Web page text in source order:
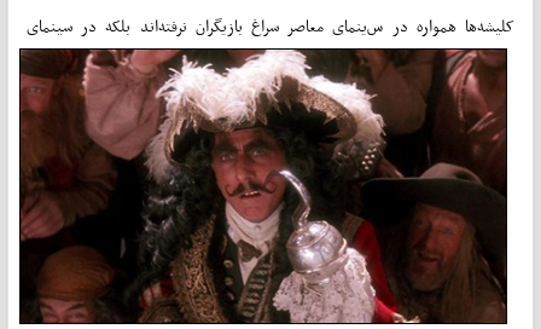
کلیشه‌ها همواره در سینمای معاصر سراغ بازیگران نرفته‌اند بلکه در سینمای